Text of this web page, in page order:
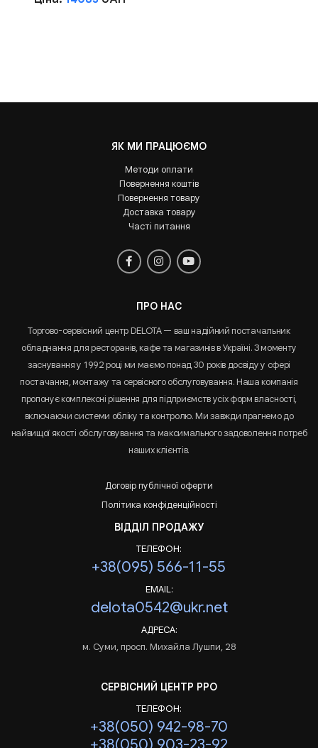
ЯК МИ ПРАЦЮЄМО
Методи оплати
Повернення коштів
Повернення товару
Доставка товару
Часті питання
ПРО НАС
Торгово-сервісний центр DELOTA — ваш надійний постачальник
обладнання для ресторанів, кафе та магазинів в Україні. З моменту
заснування у 1992 році ми маємо понад 30 років досвіду у сфері
постачання, монтажу та сервісного обслуговування. Наша компанія
пропонує комплексні рішення для підприємств усіх форм власності,
включаючи системи обліку та контролю. Ми завжди прагнемо до
найвищої якості обслуговування та максимального задоволення потреб
наших клієнтів.
Договір публічної оферти
Політика конфіденційності
ВІДДІЛ ПРОДАЖУ
ТЕЛЕФОН:
+38(095) 566-11-55
EMAIL:
delota0542@ukr.net
АДРЕСА:
м. Суми, просп. Михайла Лушпи, 28
СЕРВІСНИЙ ЦЕНТР РРО
ТЕЛЕФОН:
+38(050) 942-98-70